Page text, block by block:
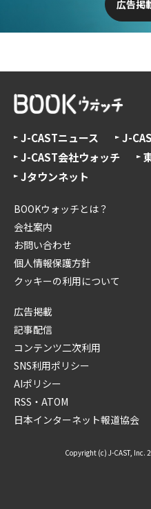
広告掲
J-CASTニュース
J-
J-CAST会社ウォッチ
Jタウンネット
BOOKウォッチとは？
会社案内
お問い合わせ
個人情報保護方針
クッキーの利用について
広告掲載
記事配信
コンテンツ二次利用
SNS利用ポリシー
AIポリシー
RSS・ATOM
日本インターネット報道協会
Copyright (c) J-CAST, Inc.